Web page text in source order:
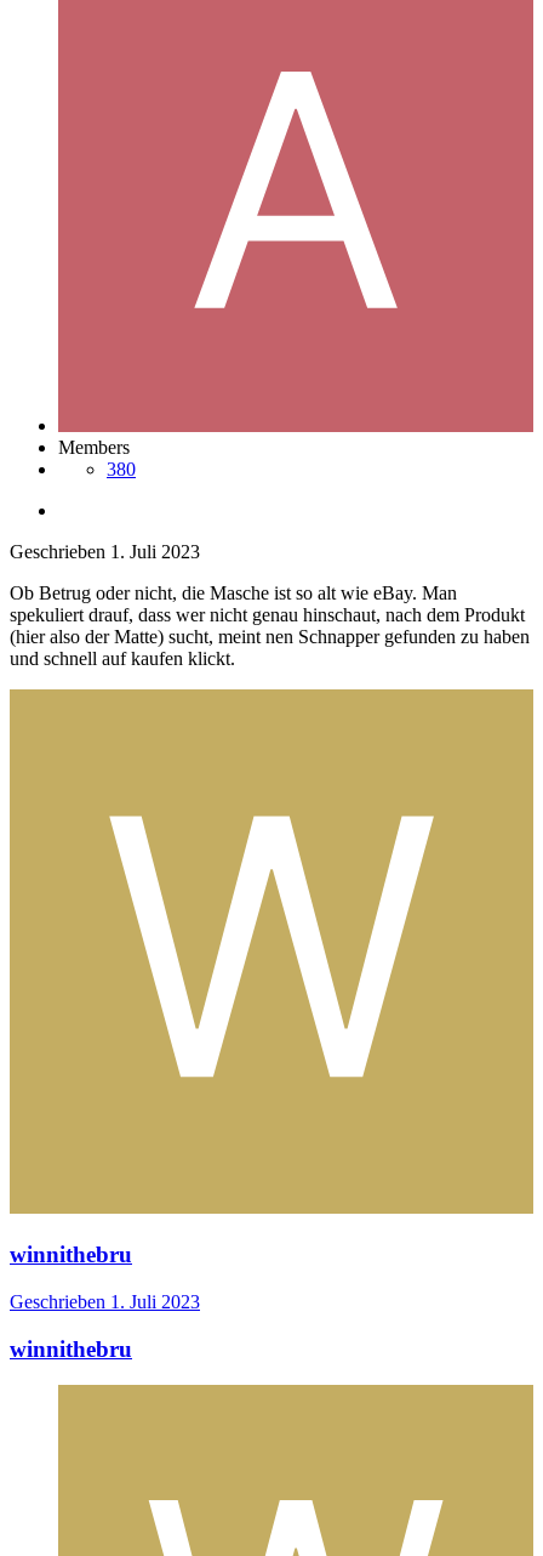
Members
380
Geschrieben 1. Juli 2023
Ob Betrug oder nicht, die Masche ist so alt wie eBay. Man
spekuliert drauf, dass wer nicht genau hinschaut, nach dem Produkt
(hier also der Matte) sucht, meint nen Schnapper gefunden zu haben
und schnell auf kaufen klickt.
winnithebru
Geschrieben 1. Juli 2023
winnithebru